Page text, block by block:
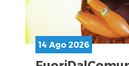
14 Ago 2026